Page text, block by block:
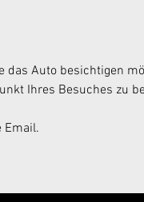
das Auto besichtigen
Ihres Besuches zu
Email.